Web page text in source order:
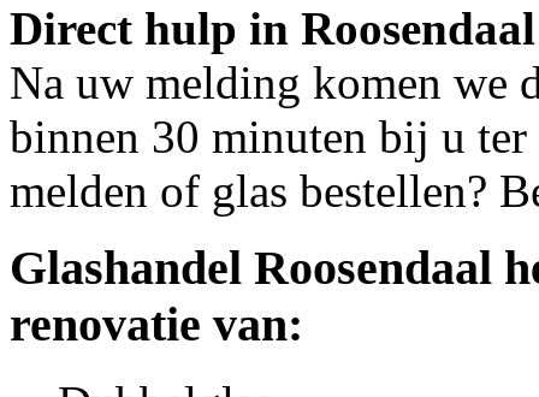
Direct hulp in Roosendaal
Na uw melding komen we
binnen 30 minuten bij u ter
melden of glas bestellen?
Glashandel Roosendaal
renovatie van: